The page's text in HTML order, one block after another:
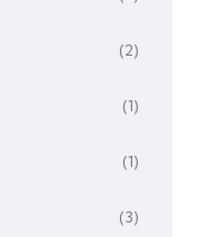
(2)
(1)
(1)
(3)